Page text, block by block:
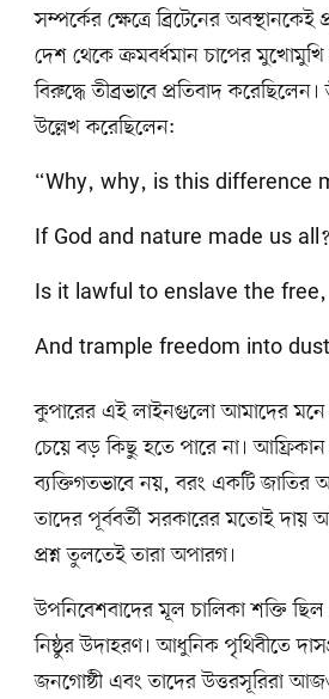
সম্পর্কের ক্ষেত্রে ব্রিটেনের
দেশ থেকে ক্রমবর্ধমান চাপের
বিরুদ্ধে তীব্রভাবে প্রতিবাদ
উল্লেখ করেছিলেন:
“Why, why, is this difference
If God and nature made us all?
Is it lawful to enslave the free,
And trample freedom into
কুপারের এই লাইনগুলো আমাদের মনে
চেয়ে বড় কিছু হতে পারে না।
ব্যক্তিগতভাবে নয়, বরং একটি জাতির
তাদের পূর্ববর্তী সরকারের মতোই দায়
প্রশ্ন তুলতেই তারা অপারগ।
উপনিবেশবাদের মূল চালিকা শক্তি
নিষ্ঠুর উদাহরণ। আধুনিক পৃথিবীতে
জনগোষ্ঠী এবং তাদের উত্তরসূরিরা